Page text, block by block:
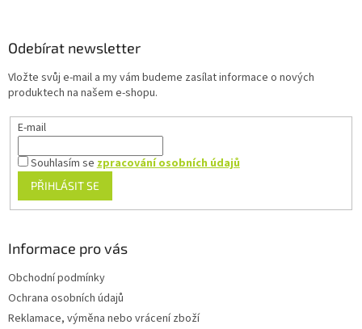
k
ý
s
Odebírat newsletter
Vložte svůj e-mail a my vám budeme zasílat informace o nových
produktech na našem e-shopu.
E-mail
Souhlasím sezpracování osobních údajů
PŘIHLÁSIT SE
Informace pro vás
Obchodní podmínky
Ochrana osobních údajů
Reklamace, výměna nebo vrácení zboží